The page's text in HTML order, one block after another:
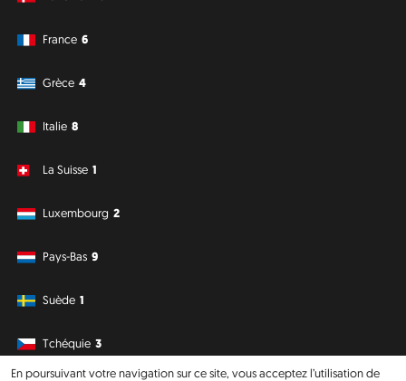
En poursuivant votre navigation sur ce site, vous acceptez l’utilisation de
France 6
Grèce 4
Italie 8
La Suisse 1
Luxembourg 2
Pays-Bas 9
Suède 1
Tchéquie 3